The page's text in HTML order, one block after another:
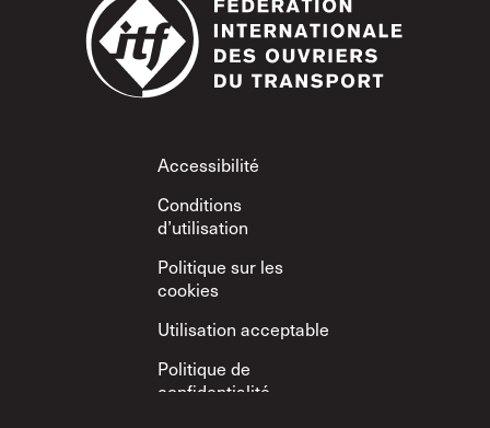
Footer
Accessibilité
Conditions
d’utilisation
Politique sur les
cookies
Utilisation acceptable
Politique de
confidentialité